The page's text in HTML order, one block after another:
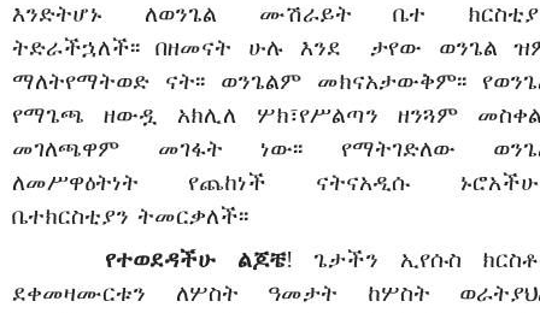
እንድትሆኑ
ለወንጌል ሙሽራይት ቤተ
ትድራችኋለች፡፡
በዘመናት ሁሉ እንደ ታየው ወንጌል
ማለትየማትወድ ናት፡፡ ወንጌልም መክናአታውቅም፡፡
የማጌጫ
ዘውዷ አክሊለ ሦክ፣የሥልጣን ዘንጓም
መገለጫዋም
መገፋት ነው፡፡ የማትገድለው
ለመሥዋዕትነት
የጨከነች ናትናአዲሱ
ቤተክርስቲያን ትመርቃለች፡፡
የተወደዳችሁ
ልጆቼ! ጌታችን ኢየሱስ
ደቀመዛሙርቱን ለሦስት ዓመታት ከሦስት ወራት